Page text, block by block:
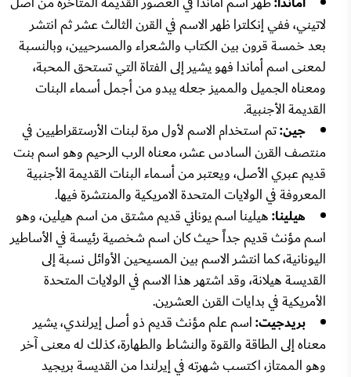
لاتيني، ففي إنكلترا ظهر الاسم في القرن الثالث عشر ثم انتشر
بعد خمسة قرون بين الكتاب والشعراء والمسرحيين، وبالنسبة
لمعنى اسم أماندا فهو يشير إلى الفتاة التي تستحق المحبة،
ومعناه الجميل والمميز جعله يبدو من أجمل أسماء البنات
القديمة الأجنبية.
جين:تم استخدام الاسم لأول مرة لبنات الأرستقراطيين في
منتصف القرن السادس عشر، معناه الرب الرحيم وهو اسم بنت
قديم عبري الأصل، ويعتبر من أسماء البنات القديمة الأجنبية
المعروفة في الولايات المتحدة الامريكية والمنتشرة فيها.
هيلينا:هيلينا اسم يوناني قديم مشتق من اسم هيلين، وهو
اسم مؤنث قديم جداً حيث كان اسم شخصية رئيسة في الأساطير
اليونانية، كما انتشر الاسم بين المسيحين الأوائل نسبة إلى
القديسة هيلانة، وقد اشتهر هذا الاسم في الولايات المتحدة
الأمريكية في بدايات القرن العشرين.
بريدجيت:اسم علم مؤنث قديم ذو أصل إيرلندي، يشير
معناه إلى الطاقة والقوة والنشاط والطهارة، كذلك له معنى آخر
وهو الممتاز، اكتسب شهرته في إيرلندا من القديسة بريجيد